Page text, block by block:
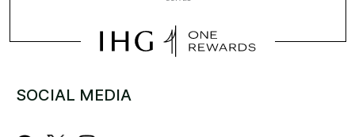
SOCIAL MEDIA